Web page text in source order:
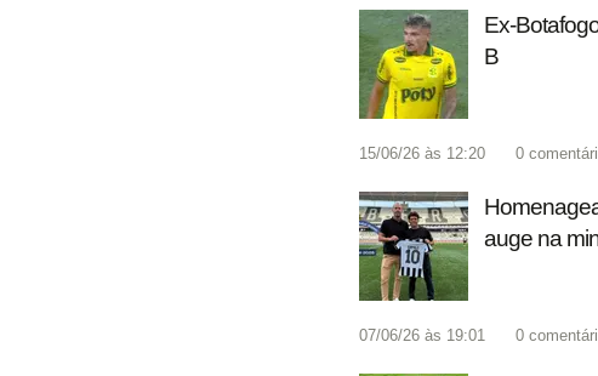
Ex-
B
15/06/26 às 12:20 0
auge na
07/06/26 às 19:01 0